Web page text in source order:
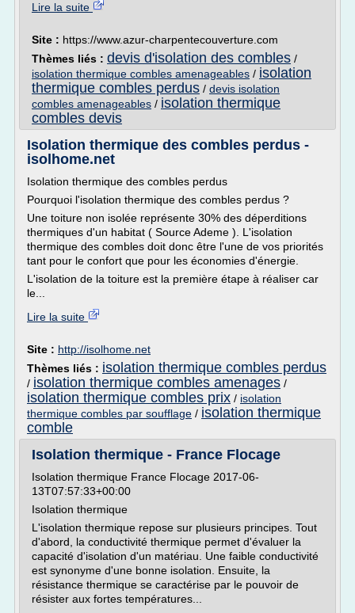
Lire la suite
Site : https://www.azur-charpentecouverture.com
Thèmes liés : devis d'isolation des combles /
isolation thermique combles amenageables / isolation
thermique combles perdus / devis isolation
combles amenageables / isolation thermique
combles devis
Isolation thermique des combles perdus -
isolhome.net
Isolation thermique des combles perdus
Pourquoi l'isolation thermique des combles perdus ?
Une toiture non isolée représente 30% des déperditions
thermiques d'un habitat ( Source Ademe ). L'isolation
thermique des combles doit donc être l'une de vos priorités
tant pour le confort que pour les économies d'énergie.
L'isolation de la toiture est la première étape à réaliser car
le...
Lire la suite
Site : http://isolhome.net
Thèmes liés : isolation thermique combles perdus
/ isolation thermique combles amenages /
isolation thermique combles prix / isolation
thermique combles par soufflage / isolation thermique
comble
Isolation thermique - France Flocage
Isolation thermique France Flocage 2017-06-
13T07:57:33+00:00
Isolation thermique
L'isolation thermique repose sur plusieurs principes. Tout
d'abord, la conductivité thermique permet d'évaluer la
capacité d'isolation d'un matériau. Une faible conductivité
est synonyme d'une bonne isolation. Ensuite, la
résistance thermique se caractérise par le pouvoir de
résister aux fortes températures...